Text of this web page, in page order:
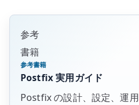
参考
書籍
参考書籍
Postfix 実用ガイド
Postfix の設計、設定、運